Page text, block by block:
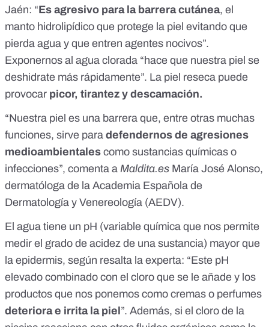
Jaén: “Es agresivo para la barrera cutánea, el
manto hidrolipídico que protege la piel evitando que
pierda agua y que entren agentes nocivos”.
Exponernos al agua clorada “hace que nuestra piel se
deshidrate más rápidamente”. La piel reseca puede
provocar picor, tirantez y descamación.
“Nuestra piel es una barrera que, entre otras muchas
funciones, sirve para defendernos de agresiones
medioambientales como sustancias químicas o
infecciones”, comenta a Maldita.es María José Alonso,
dermatóloga de la Academia Española de
Dermatología y Venereología (AEDV).
El agua tiene un pH (variable química que nos permite
medir el grado de acidez de una sustancia) mayor que
la epidermis, según resalta la experta: “Este pH
elevado combinado con el cloro que se le añade y los
productos que nos ponemos como cremas o perfumes
deteriora e irrita la piel ”. Además, si el cloro de la